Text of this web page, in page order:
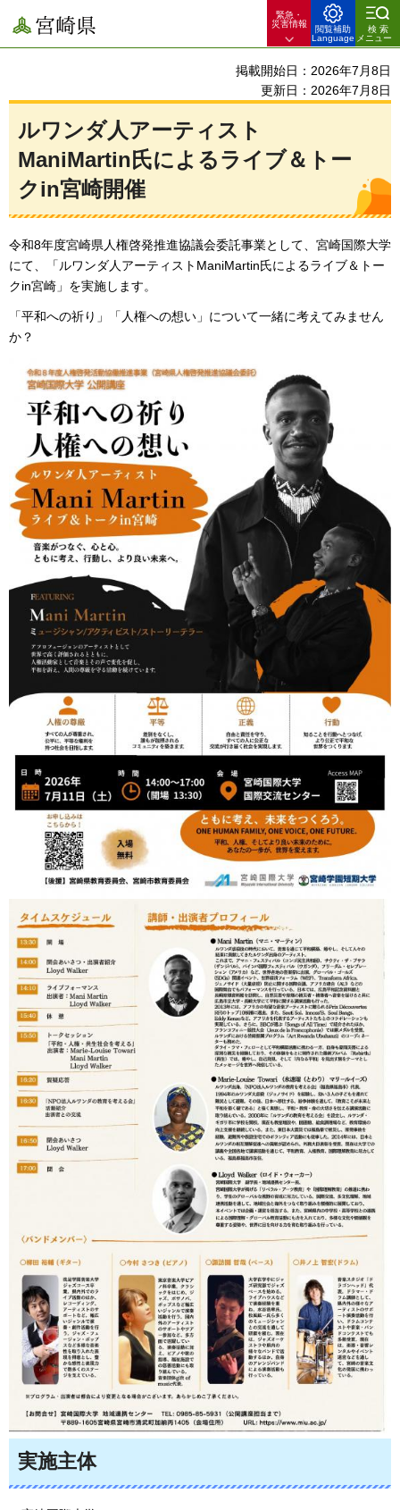
宮崎県
緊急・
災害情報
閲覧補助
Language
検索
メニュー
掲載開始日：2026年7月8日
更新日：2026年7月8日
ルワンダ人アーティスト
ManiMartin氏によるライブ＆トー
クin宮崎開催
令和8年度宮崎県人権啓発推進協議会委託事業として、宮崎国際大学
にて、「ルワンダ人アーティストManiMartin氏によるライブ＆トー
クin宮崎」を実施します。
「平和への祈り」「人権への想い」について一緒に考えてみません
か？
実施主体